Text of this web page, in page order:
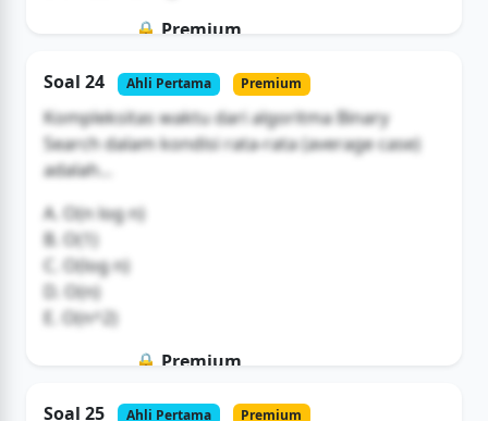
🔒 Premium
Buka Akses
Soal 24 Ahli Pertama Premium
Kompleksitas waktu dari algoritma Binary
Search dalam kondisi rata-rata (average case)
adalah...
A. O(n log n)
B. O(1)
C. O(log n)
D. O(n)
E. O(n^2)
🔒 Premium
Soal 25 Ahli Pertama Premium